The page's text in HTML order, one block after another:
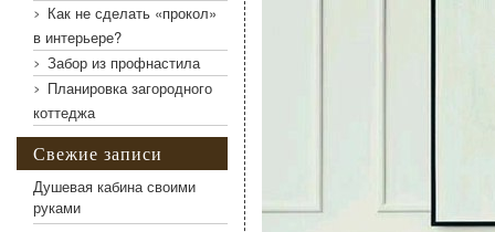
Как не сделать «прокол»
в интерьере?
Забор из профнастила
Планировка загородного
коттеджа
Свежие записи
Душевая кабина своими
руками